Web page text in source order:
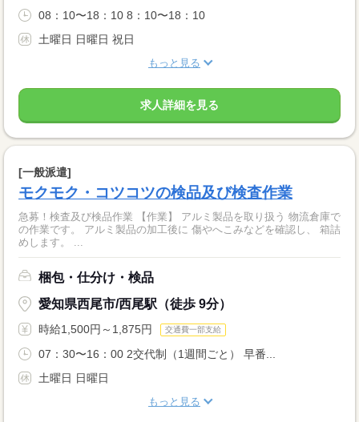
08：10〜18：10 8：10〜18：10
土曜日 日曜日 祝日
もっと見る
求人詳細を見る
[一般派遣]
モクモク・コツコツの検品及び検査作業
急募！検査及び検品作業 【作業】 アルミ製品を取り扱う 物流倉庫で
の作業です。 アルミ製品の加工後に 傷やへこみなどを確認し、 箱詰
梱包・仕分け・検品
愛知県西尾市/西尾駅（徒歩 9分）
時給1,500円～1,875円 交通費一部支給
07：30〜16：00 2交代制（1週間ごと） 早番...
土曜日 日曜日
もっと見る